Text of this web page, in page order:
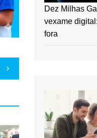
Dez Milhas
vexame
fora